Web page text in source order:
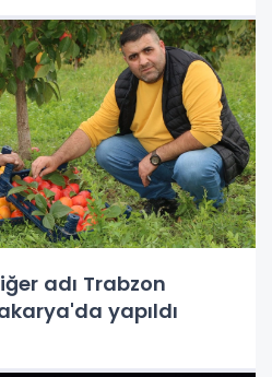
feth etti.
adı Trabzon
yapıldı